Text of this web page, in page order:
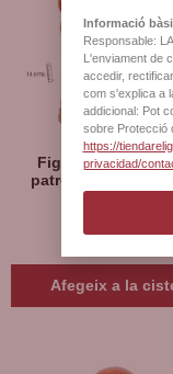
Figura de santa
patrona modistes,
Afegeix a la
Informació
Responsable:
L'enviament de
accedir,
com s'explica a
addicional: Pot
sobre Protecció
https://
privacidad/